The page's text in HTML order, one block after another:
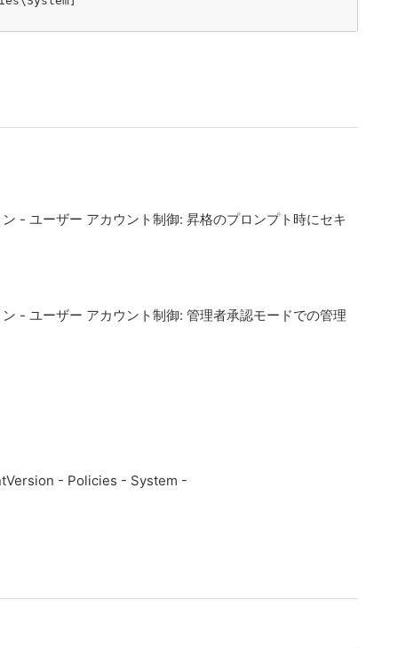
- ユーザー アカウント制御: 昇格のプロンプト時にセキ
- ユーザー アカウント制御: 管理者承認モードでの管理
- Policies - System -